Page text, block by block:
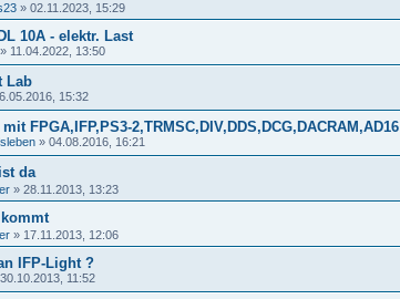
» 02.11.2023, 15:29
10A - elektr. Last
» 11.04.2022, 13:50
Lab
15:32
FPGA,IFP,PS3-2,TRMSC,DIV,DDS,DCG,DACRAM,AD16
» 04.08.2016, 16:21
da
» 28.11.2013, 13:23
kommt
» 17.11.2013, 12:06
IFP-Light ?
30.10.2013, 11:52